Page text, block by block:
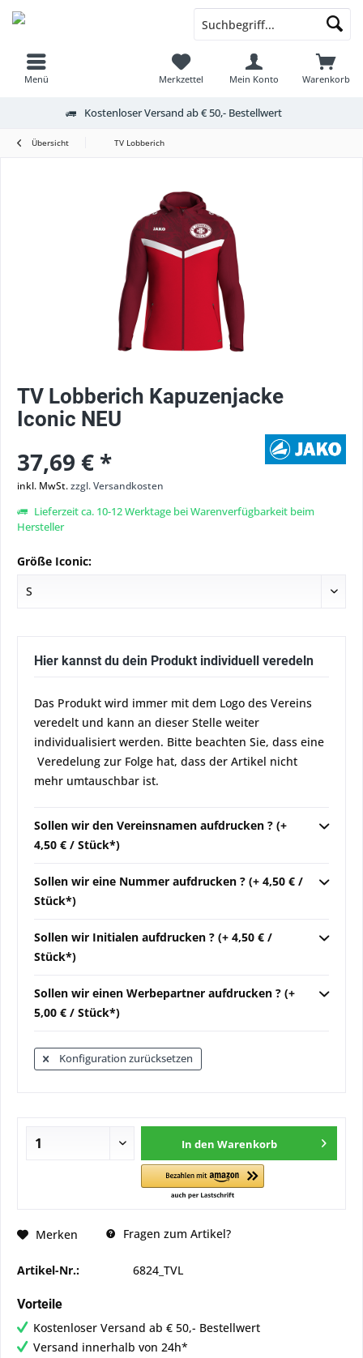
Menü Warenkorb
Merkzettel Mein Konto
Kostenloser Versand ab € 50,- Bestellwert
Übersicht TV Lobberich
TV Lobberich Kapuzenjacke
Iconic NEU
37,69 € *
inkl. MwSt.zzgl. Versandkosten
Lieferzeit ca. 10-12 Werktage bei Warenverfügbarkeit beim
Hersteller
Größe Iconic:
Hier kannst du dein Produkt individuell veredeln
Das Produkt wird immer mit dem Logo des Vereins
veredelt und kann an dieser Stelle weiter
individualisiert werden. Bitte beachten Sie, dass eine
Veredelung zur Folge hat, dass der Artikel nicht
mehr umtauschbar ist.
Sollen wir den Vereinsnamen aufdrucken ? (+
4,50 € / Stück*)
Sollen wir eine Nummer aufdrucken ? (+ 4,50 € /
Stück*)
Sollen wir Initialen aufdrucken ? (+ 4,50 € /
Stück*)
Sollen wir einen Werbepartner aufdrucken ? (+
5,00 € / Stück*)
Konfiguration zurücksetzen
In den Warenkorb
Merken Fragen zum Artikel?
Artikel-Nr.: 6824_TVL
Vorteile
Kostenloser Versand ab € 50,- Bestellwert
Versand innerhalb von 24h*